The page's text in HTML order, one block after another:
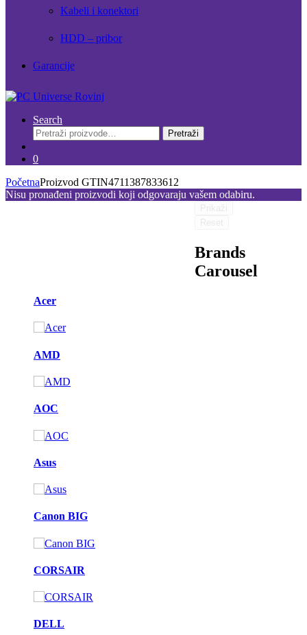
Kabeli i konektori
HDD – pribor
Garancije
Search
Pretraži:
Pretraži
0
PočetnaProizvod GTIN4711387833612
Nisu pronađeni proizvodi koji odgovaraju vašem odabiru.
Brands
Carousel
Acer
AMD
AOC
Asus
Canon BIG
CORSAIR
DELL